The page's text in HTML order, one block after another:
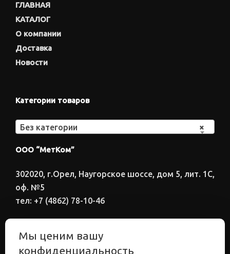
ГЛАВНАЯ
КАТАЛОГ
О компании
Доставка
Новости
Категории товаров
×
Без категории
ООО “МетКом”
302020, г.Орел, Наугорское шоссе, дом 5, лит. 1С,
оф. №5
тел: +7 (4862) 78-10-46
Электронный адрес
Мы ценим вашу
конфиденциальность